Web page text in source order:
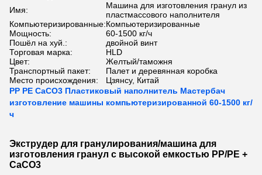
Имя:
Машина для изготовления гранул из
пластмассового наполнителя
Компьютеризированные:Компьютеризированные
Мощность:
60-1500 кг/ч
Пошёл на хуй.:
двойной винт
Торговая марка:
HLD
Цвет:
Желтый/таможня
Транспортный пакет:
Палет и деревянная коробка
Место происхождения:
Цзянсу, Китай
PP PE CaCO3 Пластиковый наполнитель Мастербач
изготовление машины компьютеризированной 60-1500 кг/
ч
Экструдер для гранулирования/машина для
изготовления гранул с высокой емкостью PP/PE +
CaCO3